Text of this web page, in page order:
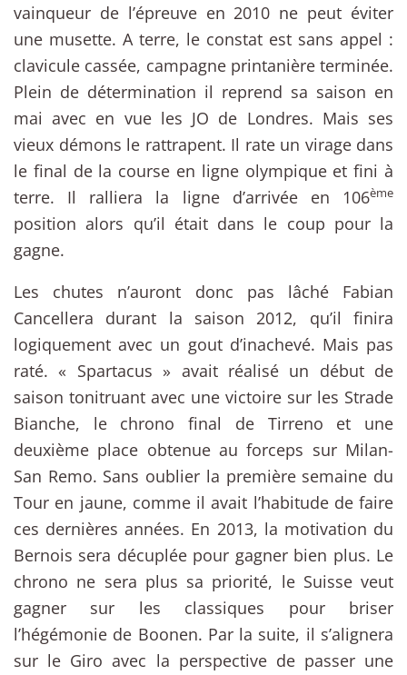
vainqueur de l’épreuve en 2010 ne peut éviter
une musette. A terre, le constat est sans appel :
clavicule cassée, campagne printanière terminée.
Plein de détermination il reprend sa saison en
mai avec en vue les JO de Londres. Mais ses
vieux démons le rattrapent. Il rate un virage dans
le final de la course en ligne olympique et fini à
terre. Il ralliera la ligne d’arrivée en 106ème
position alors qu’il était dans le coup pour la
gagne.
Les chutes n’auront donc pas lâché Fabian
Cancellera durant la saison 2012, qu’il finira
logiquement avec un gout d’inachevé. Mais pas
raté. « Spartacus » avait réalisé un début de
saison tonitruant avec une victoire sur les Strade
Bianche, le chrono final de Tirreno et une
deuxième place obtenue au forceps sur Milan-
San Remo. Sans oublier la première semaine du
Tour en jaune, comme il avait l’habitude de faire
ces dernières années. En 2013, la motivation du
Bernois sera décuplée pour gagner bien plus. Le
chrono ne sera plus sa priorité, le Suisse veut
gagner sur les classiques pour briser
l’hégémonie de Boonen. Par la suite, il s’alignera
sur le Giro avec la perspective de passer une